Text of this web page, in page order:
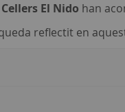
El Nido han
reflectit en